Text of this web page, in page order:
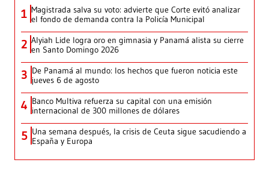
1 Magistrada salva su voto: advierte que Corte evitó analizar
el fondo de demanda contra la Policía Municipal
2 Alyiah Lide logra oro en gimnasia y Panamá alista su cierre
en Santo Domingo 2026
3 De Panamá al mundo: los hechos que fueron noticia este
jueves 6 de agosto
4 Banco Multiva refuerza su capital con una emisión
internacional de 300 millones de dólares
5 Una semana después, la crisis de Ceuta sigue sacudiendo a
España y Europa